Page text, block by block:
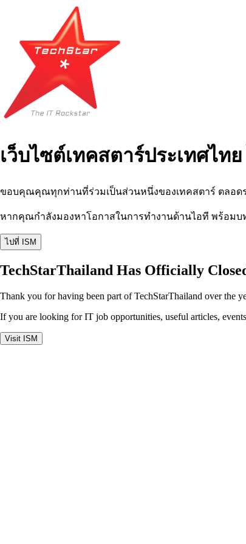
เว็บไซต์เทคสตาร์ประเทศไท
ขอบคุณคุณทุกท่านที่ร่วมเป็นส่วนหนึ่งของเทคสตาร์ ตลอดร
หากคุณกำลังมองหาโอกาสในการทำงานด้านไอที พร้อมบ
ไปที่ ISM
TechStarThailand Has Officially
Thank you for having been part of TechStarThailand over the
If you are looking for IT job opportunities, useful articles,
Visit ISM